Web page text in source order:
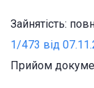
Зайнятість:
1/473 від
Прийом